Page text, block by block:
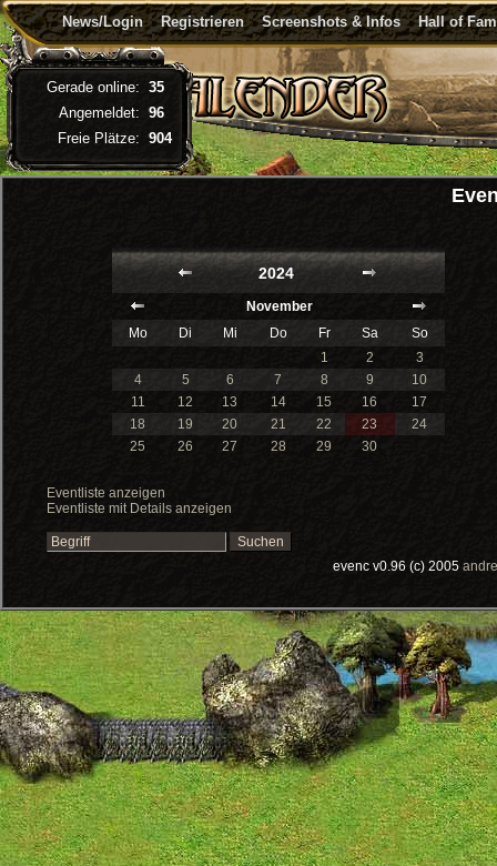
News/Login Registrieren Screenshots & Infos Hall of
2024
November
Mo
Di Mi Do Fr Sa
So
1
2
3
4
5 6 7 8 9
10
11
12 13 14 15 16
17
18
19 20 21 22 23
24
25
26 27 28 29 30
Eventliste anzeigen
Eventliste mit Details anzeigen
evenc v0.96 (c) 2005
Gerade online: 35
Angemeldet: 96
Freie Plätze: 904